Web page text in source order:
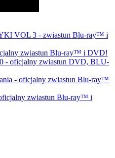
VOL 3 - zwiastun Blu-ray™ i
zwiastun Blu-ray™ i DVD!
- oficjalny zwiastun DVD, BLU-
- oficjalny zwiastun Blu-ray™
zwiastun Blu-ray™ i